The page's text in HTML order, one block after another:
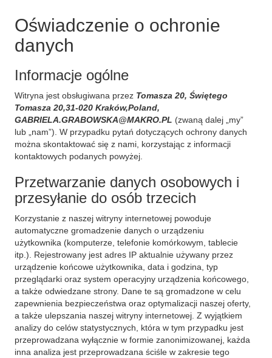
Oświadczenie o ochronie
danych
Informacje ogólne
Witryna jest obsługiwana przez Tomasza 20, Świętego
Tomasza 20,31-020 Kraków,Poland,
GABRIELA.GRABOWSKA@MAKRO.PL (zwaną dalej „my”
lub „nam”). W przypadku pytań dotyczących ochrony danych
można skontaktować się z nami, korzystając z informacji
kontaktowych podanych powyżej.
Przetwarzanie danych osobowych i
przesyłanie do osób trzecich
Korzystanie z naszej witryny internetowej powoduje
automatyczne gromadzenie danych o urządzeniu
użytkownika (komputerze, telefonie komórkowym, tablecie
itp.). Rejestrowany jest adres IP aktualnie używany przez
urządzenie końcowe użytkownika, data i godzina, typ
przeglądarki oraz system operacyjny urządzenia końcowego,
a także odwiedzane strony. Dane te są gromadzone w celu
zapewnienia bezpieczeństwa oraz optymalizacji naszej oferty,
a także ulepszania naszej witryny internetowej. Z wyjątkiem
analizy do celów statystycznych, która w tym przypadku jest
przeprowadzana wyłącznie w formie zanonimizowanej, każda
inna analiza jest przeprowadzana ściśle w zakresie tego